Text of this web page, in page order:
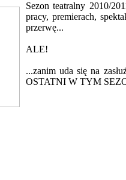
Sezon teatralny 2010/
pracy, premierach,
przerwę...
ALE!
...zanim uda się na
OSTATNI W TYM